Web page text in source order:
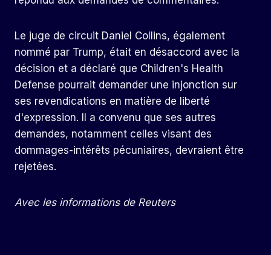
Le juge de circuit Daniel Collins, également
nommé par Trump, était en désaccord avec la
décision et a déclaré que Children's Health
Defense pourrait demander une injonction sur
ses revendications en matière de liberté
d'expression. Il a convenu que ses autres
demandes, notamment celles visant des
dommages-intérêts pécuniaires, devraient être
rejetées.
Avec les informations de Reuters